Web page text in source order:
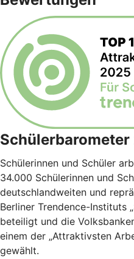
Schülerinnen und Schüler
34.000 Schülerinnen und
deutschlandweiten und
Berliner Trendence-Instituts
beteiligt und die
einem der „Attraktivsten
gewählt.